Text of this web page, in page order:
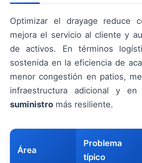
Optimizar el drayage reduce
mejora el servicio al cliente y
de activos. En términos
sostenida en la eficiencia de
menor congestión en patios,
infraestructura adicional y
suministro más resiliente.
Área
Problema
típico